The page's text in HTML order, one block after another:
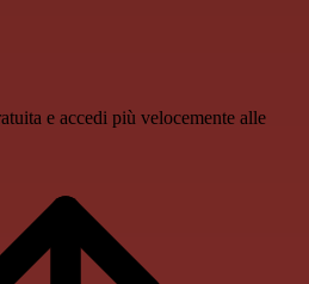
e accedi più velocemente alle